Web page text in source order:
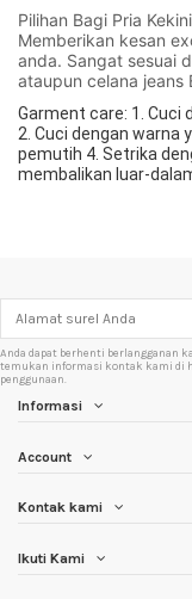
Pilihan Bagi Pria
Memberikan kesan
anda. Sangat sesuai
ataupun celana jeans
Garment care: 1. Cuci
2. Cuci dengan warna
pemutih 4. Setrika
membalikan luar-
Anda dapat berhenti berlangganan
temukan informasi kontak kami di
penggunaan.
Informasi
Account
Kontak kami
Ikuti Kami